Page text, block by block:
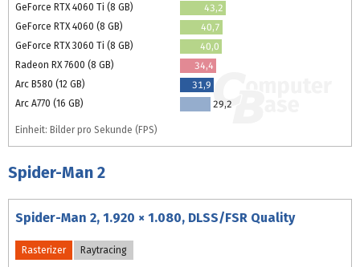
GeForce RTX 4060 Ti (8 GB)
43,2
GeForce RTX 4060 (8 GB)
40,7
GeForce RTX 3060 Ti (8 GB)
40,0
Radeon RX 7600 (8 GB)
34,4
Arc B580 (12 GB)
31,9
Arc A770 (16 GB)
29,2
Einheit: Bilder pro Sekunde (FPS)
Spider-Man 2
Spider-Man 2, 1.920 × 1.080, DLSS/FSR Quality
Rasterizer Raytracing